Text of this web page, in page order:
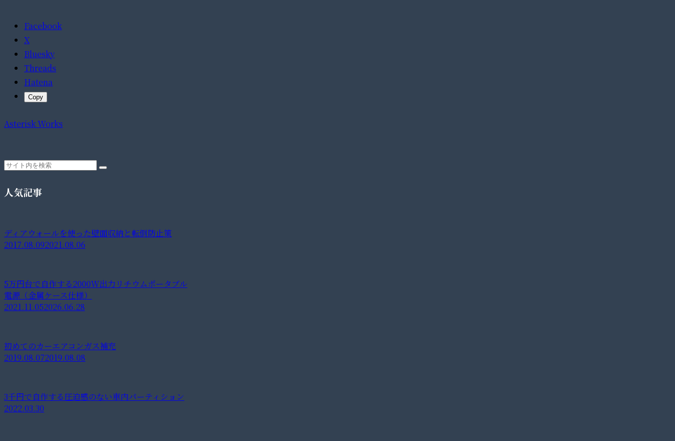
Facebook
X
Bluesky
Threads
Hatena
Copy
Asterisk Works
人気記事
ディアウォールを使った壁面収納と転倒防止策
2017.08.092021.08.06
5万円台で自作する2000W出力リチウムポータブル
電源（金属ケース仕様）
2021.11.052026.06.28
初めてのカーエアコンガス補充
2019.08.072019.08.08
3千円で自作する圧迫感のない車内パーティション
2022.03.30